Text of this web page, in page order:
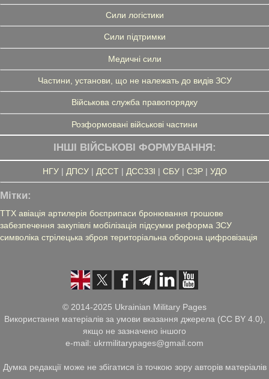
Сили логістики
Сили підтримки
Медичні сили
Частини, установи, що не належать до видів ЗСУ
Військова служба правопорядку
Розформовані військові частини
ІНШІ ВІЙСЬКОВІ ФОРМУВАННЯ:
НГУ| ДПСУ| ДССТ| ДССЗЗІ | СБУ| СЗР| УДО
Мітки:
ТТХ авіація артилерія боєприпаси бронювання грошове
забезпечення закупівлі мобілізація підсумки реформа ЗСУ
символіка стрілецька зброя територіальна оборона цифровізація
© 2014-2025 Ukrainian Military Pages
Використання матеріалів за умови вказання джерела (CC BY 4.0),
якщо не зазначено іншого
e-mail: ukrmilitarypages@gmail.com
Думка редакції може не збігатися із точкою зору авторів матеріалів